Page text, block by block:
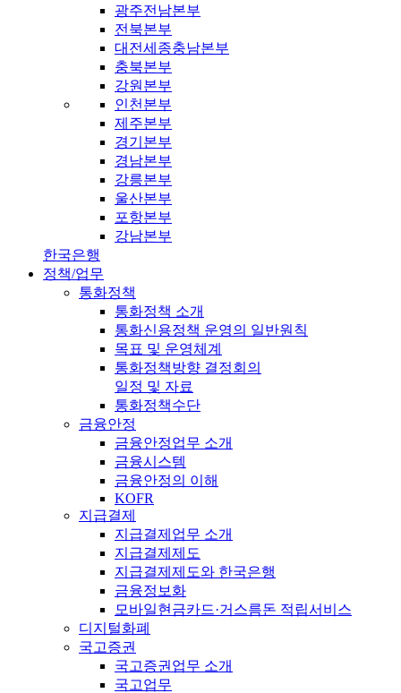
광주전남본부
전북본부
대전세종충남본부
충북본부
강원본부
인천본부
제주본부
경기본부
경남본부
강릉본부
울산본부
포항본부
강남본부
한국은행
정책/업무
통화정책
통화정책 소개
통화신용정책 운영의 일반원칙
목표 및 운영체계
통화정책방향 결정회의
일정 및 자료
통화정책수단
금융안정
금융안정업무 소개
금융시스템
금융안정의 이해
KOFR
지급결제
지급결제업무 소개
지급결제제도
지급결제제도와 한국은행
금융정보화
모바일현금카드·거스름돈 적립서비스
디지털화폐
국고증권
국고증권업무 소개
국고업무